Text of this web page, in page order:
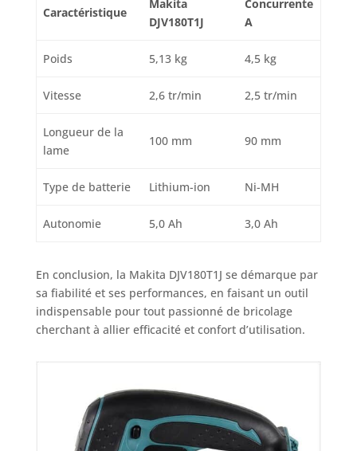
Caractéristique
Makita
DJV180T1J
Concurrente
A
Poids 5,13 kg 4,5 kg
Vitesse 2,6 tr/min 2,5 tr/min
Longueur de la
lame
100 mm 90 mm
Type de batterie Lithium-ion Ni-MH
Autonomie 5,0 Ah 3,0 Ah
En conclusion, la Makita DJV180T1J se démarque par
sa fiabilité et ses performances, en faisant un outil
indispensable pour tout passionné de bricolage
cherchant à allier efficacité et confort d’utilisation.